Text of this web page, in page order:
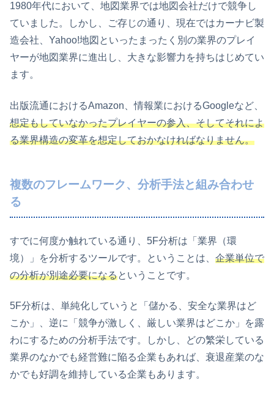
1980年代において、地図業界では地図会社だけで競争し
ていました。しかし、ご存じの通り、現在ではカーナビ製
造会社、Yahoo!地図といったまったく別の業界のプレイ
ヤーが地図業界に進出し、大きな影響力を持ちはじめてい
ます。
出版流通におけるAmazon、情報業におけるGoogleなど、
想定もしていなかったプレイヤーの参入、そしてそれによ
る業界構造の変革を想定しておかなければなりません。
複数のフレームワーク、分析手法と組み合わせ
る
すでに何度か触れている通り、5F分析は「業界（環
境）」を分析するツールです。ということは、 企業単位で
の分析が別途必要になるということです。
5F分析は、単純化していうと「儲かる、安全な業界はど
こか」、逆に「競争が激しく、厳しい業界はどこか」を露
わにするための分析手法です。しかし、どの繁栄している
業界のなかでも経営難に陥る企業もあれば、衰退産業のな
かでも好調を維持している企業もあります。